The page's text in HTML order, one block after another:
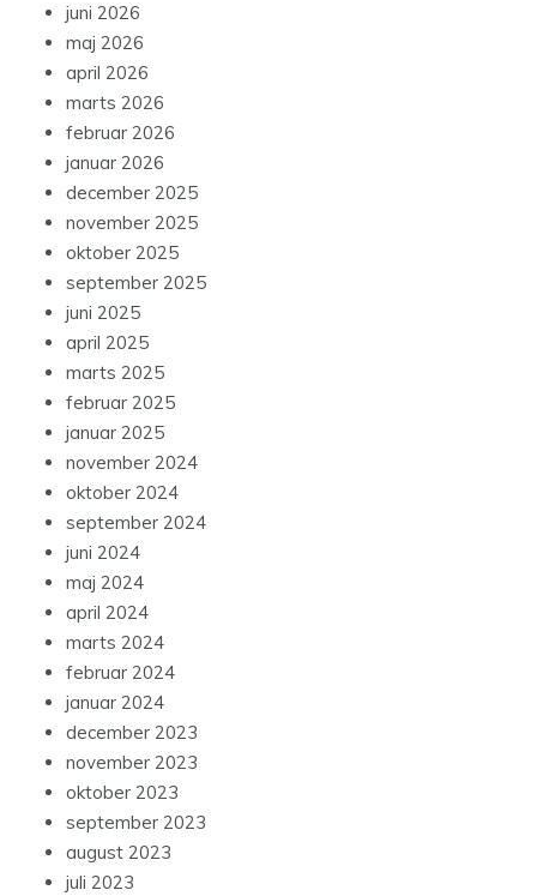
juni 2026
maj 2026
april 2026
marts 2026
februar 2026
januar 2026
december 2025
november 2025
oktober 2025
september 2025
juni 2025
april 2025
marts 2025
februar 2025
januar 2025
november 2024
oktober 2024
september 2024
juni 2024
maj 2024
april 2024
marts 2024
februar 2024
januar 2024
december 2023
november 2023
oktober 2023
september 2023
august 2023
juli 2023